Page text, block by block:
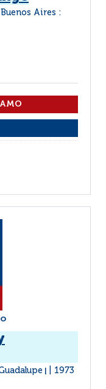
Buenos Aires :
1973